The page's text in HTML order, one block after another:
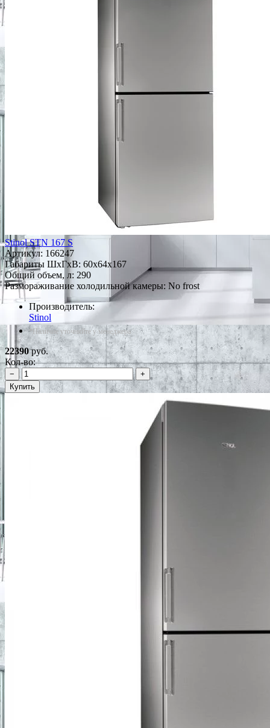
Stinol STN 167 S
Артикул: 166247
Габариты ШxГxВ: 60x64x167
Общий объем, л: 290
Размораживание холодильной камеры: No frost
Производитель:
Stinol
*Наличие уточняйте у менеджера
22390руб.
Кол-во:
−
+
Купить